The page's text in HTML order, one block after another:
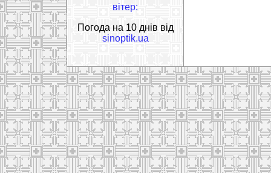
вітер:
Погода на 10 днів від
sinoptik.ua